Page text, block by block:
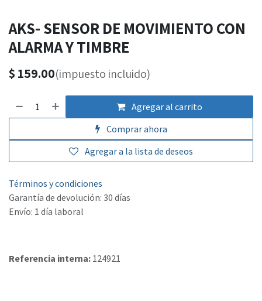
AKS- SENSOR DE MOVIMIENTO CON
ALARMA Y TIMBRE
$ 159.00(impuesto incluido)
Agregar al carrito
Comprar ahora
Agregar a la lista de deseos
Términos y condiciones
Garantía de devolución: 30 días
Envío: 1 día laboral
Referencia interna: 124921